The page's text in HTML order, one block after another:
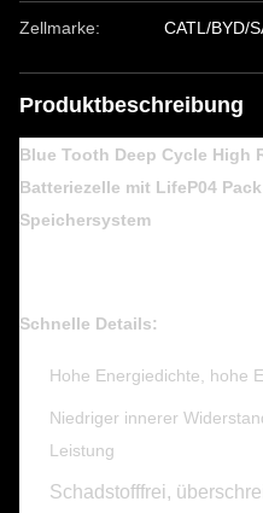
Zellmarke: CATL/BYD/
Produktbeschreibung
Blue Tooth Deep Cycle High
Batteriezelle mit LifeP04
Speichersystem
Schnelle Details:
Hohe Energiedichte, hohe
Niedriger innerer
Leistung
Schadstofffrei,